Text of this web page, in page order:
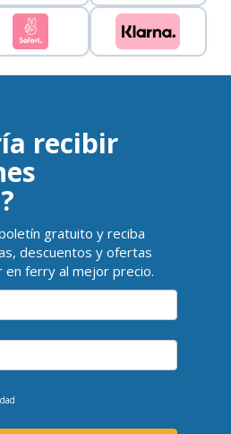
recibir
gratuito y reciba
descuentos y ofertas
en ferry al mejor precio.